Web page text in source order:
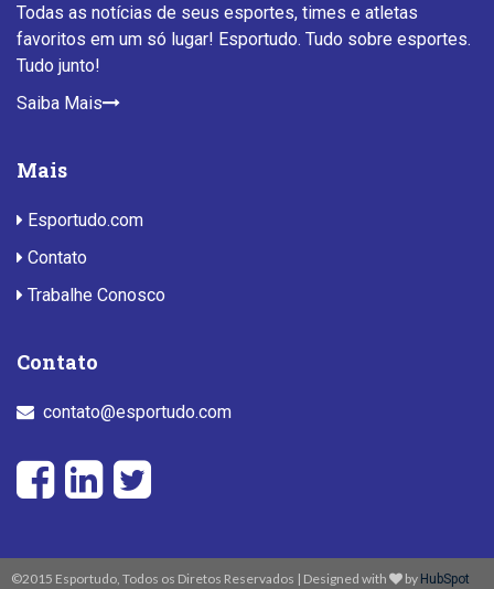
Todas as notícias de seus esportes, times e atletas
favoritos em um só lugar! Esportudo. Tudo sobre esportes.
Tudo junto!
Saiba Mais
Mais
Esportudo.com
Contato
Trabalhe Conosco
Contato
contato@esportudo.com
©2015 Esportudo, Todos os Diretos Reservados | Designed with by HubSpot